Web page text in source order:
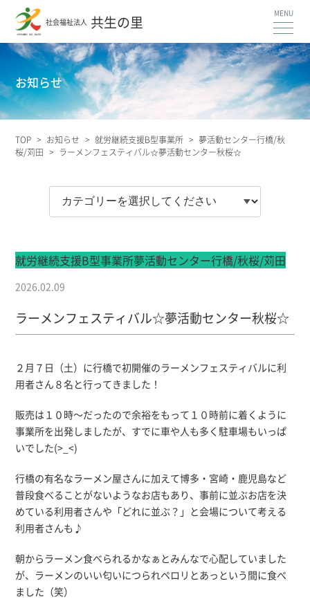
社会福祉法人 共生の里
お知らせ
TOP > お知らせ > 就労継続支援B型事業所 > 夢活動センター行橋/秋
桜/苅田 > ラーメンフェスティバル☆夢活動センター秋桜☆
就労継続支援B型事業所夢活動センター行橋/秋桜/苅田
2026.02.09
ラーメンフェスティバル☆夢活動センター秋桜☆
２月７日（土）に行橋で初開催のラーメンフェスティバルに利
用者さん８名と行ってきました！
販売は１０時～だったので余裕をもって１０時前に着くように
事業所を出発しましたが、すでに車や人も多く駐車場もいっぱ
いでした(>_<)
行橋の有名なラーメン屋さんに加えて博多・宮崎・鹿児島など
普段食べることがないようなお店もあり、事前に並ぶお店を決
めている利用者さんや「どれに並ぶ？」と会場について考える
利用者さんも♪
朝からラーメン食べられるかなぁとみんなで心配していました
が、ラーメンのいい匂いにつられペロリとあっという間に食べ
ました（笑）